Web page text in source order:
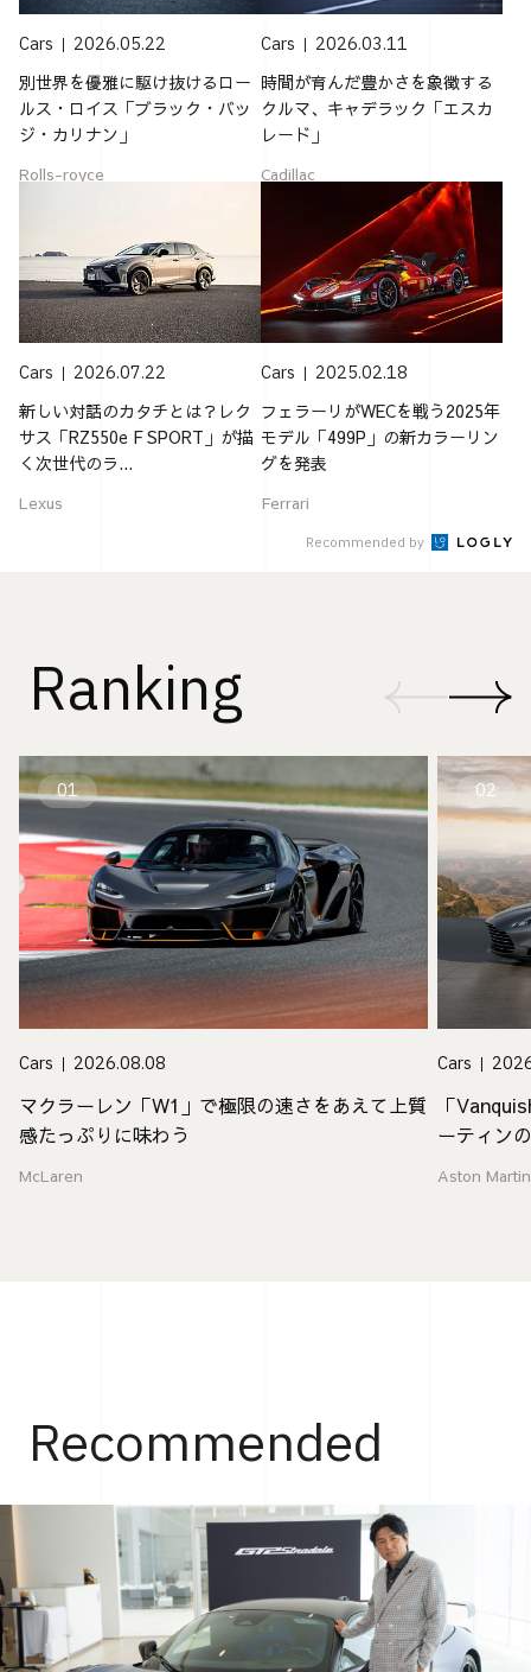
Cars 2026.05.22
別世界を優雅に駆け抜けるロー
ルス・ロイス「ブラック・バッ
ジ・カリナン」
Rolls-royce
Cars 2026.03.11
時間が育んだ豊かさを象徴する
クルマ、キャデラック「エスカ
レード」
Cadillac
Cars 2026.07.22
新しい対話のカタチとは？レク
サス「RZ550e F SPORT」が描
く次世代のラ...
Lexus
Cars 2025.02.18
フェラーリがWECを戦う2025年
モデル「499P」の新カラーリン
グを発表
Ferrari
Recommended by
Ranking
01
Cars 2026.08.08
マクラーレン「W1」で極限の速さをあえて上質
感たっぷりに味わう
McLaren
02
Cars
「
ーティン
Aston Martin
Recommended